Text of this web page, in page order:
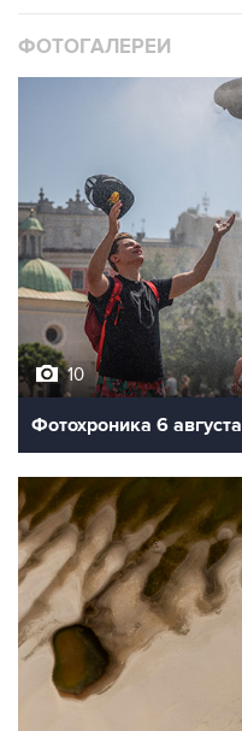
ФОТОГАЛЕРЕИ
10
Фотохроника 6 августа